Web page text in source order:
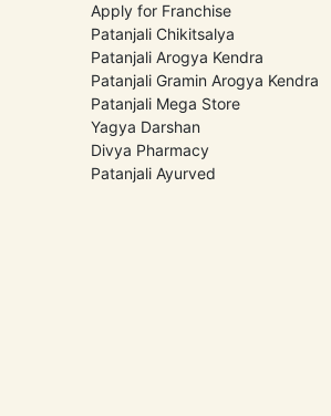
Apply for Franchise
Patanjali Chikitsalya
Patanjali Arogya Kendra
Patanjali Gramin Arogya Kendra
Patanjali Mega Store
Yagya Darshan
Divya Pharmacy
Patanjali Ayurved